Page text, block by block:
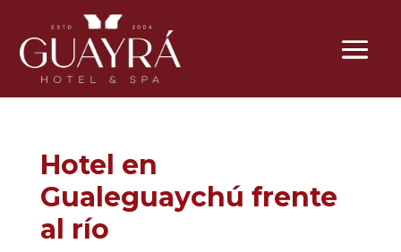
Hotel en
Gualeguaychú frente
al río